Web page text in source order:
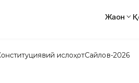
Жаҳон
ислоҳотСайлов-2026